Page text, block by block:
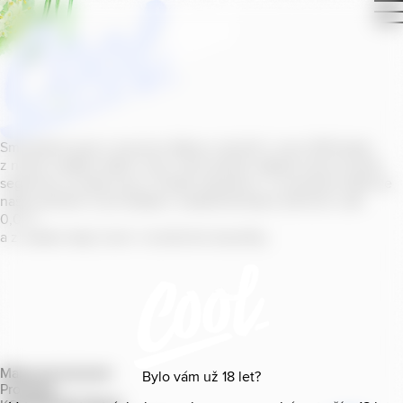
Bylo vám už 18 let?
Smícháním piva s ovocnou šťávou vytvořil v roce
z našich sládků
segmentu na bázi piva v České republice. V současné době se
naše portfolio Cool skládá z nealkoholických příchutí s alk.
0
a z nealko řady Cool+ s funkčními benefity.
Mapa provozoven
Produkty